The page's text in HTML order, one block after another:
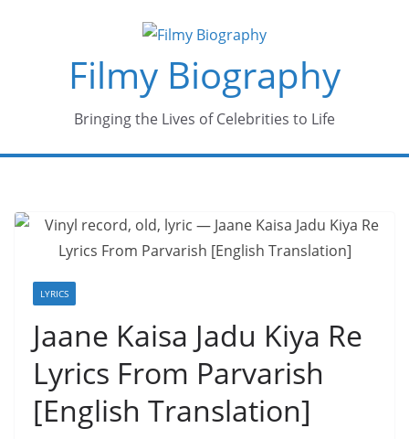
Filmy Biography
Bringing the Lives of Celebrities to Life
LYRICS
Jaane Kaisa Jadu Kiya Re
Lyrics From Parvarish
[English Translation]